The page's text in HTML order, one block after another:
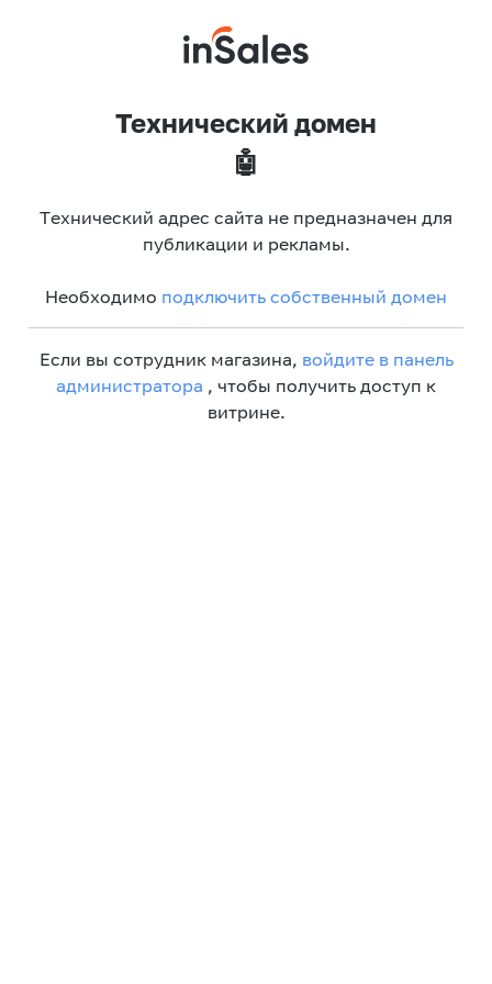
Технический домен
🤖
Технический адрес сайта не предназначен для
публикации и рекламы.
Необходимо подключить собственный домен
Если вы сотрудник магазина, войдите в панель
администратора , чтобы получить доступ к
витрине.